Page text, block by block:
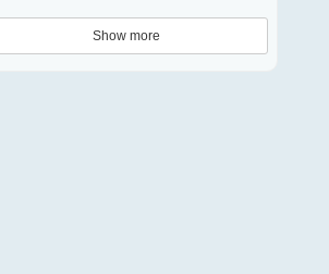
Show more